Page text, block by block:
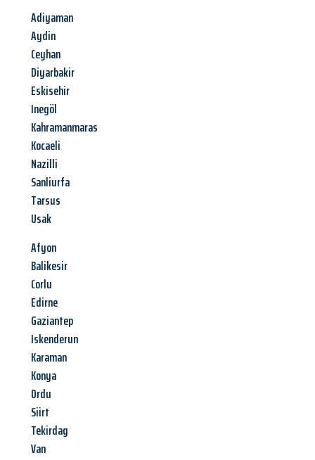
Adiyaman
Aydin
Ceyhan
Diyarbakir
Eskisehir
Inegöl
Kahramanmaras
Kocaeli
Nazilli
Sanliurfa
Tarsus
Usak
Afyon
Balikesir
Corlu
Edirne
Gaziantep
Iskenderun
Karaman
Konya
Ordu
Siirt
Tekirdag
Van